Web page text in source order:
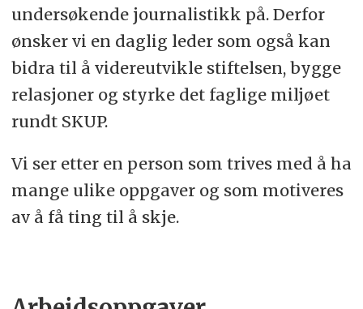
undersøkende journalistikk på. Derfor
ønsker vi en daglig leder som også kan
bidra til å videreutvikle stiftelsen, bygge
relasjoner og styrke det faglige miljøet
rundt SKUP.
Vi ser etter en person som trives med å ha
mange ulike oppgaver og som motiveres
av å få ting til å skje.